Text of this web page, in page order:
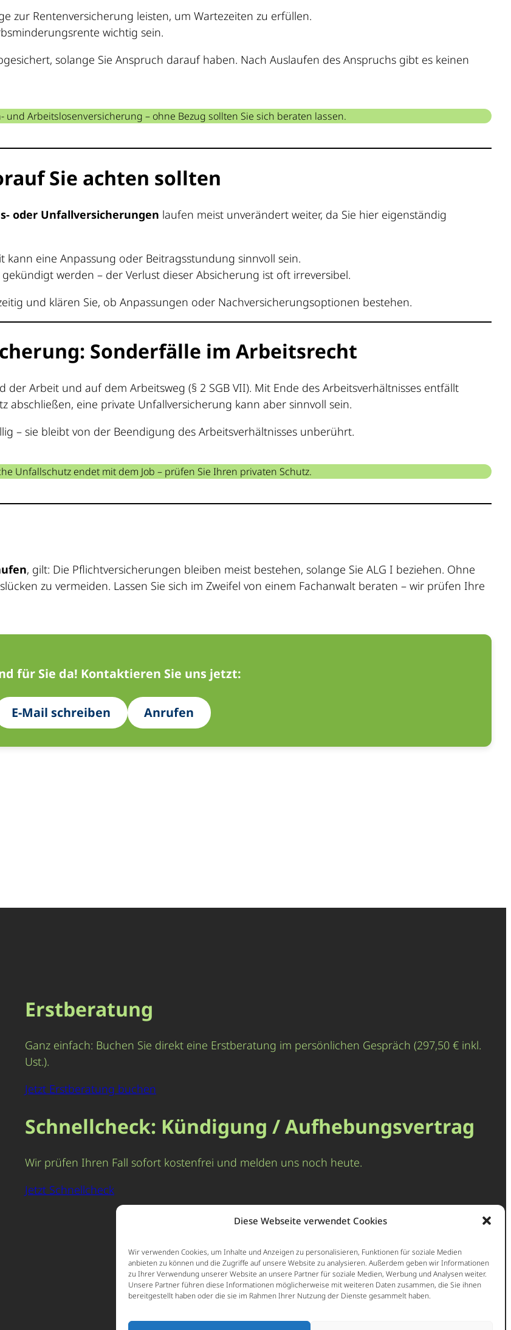
Diese Webseite verwendet Cookies
Wir verwenden Cookies, um Inhalte und Anzeigen zu personalisieren, Funktionen für soziale Medien
anbieten zu können und die Zugriffe auf unsere Website zu analysieren. Außerdem geben wir Informationen
zu Ihrer Verwendung unserer Website an unsere Partner für soziale Medien, Werbung und Analysen weiter.
Unsere Partner führen diese Informationen möglicherweise mit weiteren Daten zusammen, die Sie ihnen
bereitgestellt haben oder die sie im Rahmen Ihrer Nutzung der Dienste gesammelt haben.
zur Rentenversicherung leisten, um Wartezeiten zu erfüllen.
wichtig sein.
solange Sie Anspruch darauf haben. Nach Auslaufen des Anspruchs gibt es keinen
und Arbeitslosenversicherung – ohne Bezug sollten Sie sich beraten lassen.
Sie achten sollten
oder Unfallversicherungen laufen meist unverändert weiter, da Sie hier eigenständig
eine Anpassung oder Beitragsstundung sinnvoll sein.
werden – der Verlust dieser Absicherung ist oft irreversibel.
und klären Sie, ob Anpassungen oder Nachversicherungsoptionen bestehen.
Sonderfälle im Arbeitsrecht
der Arbeit und auf dem Arbeitsweg (§ 2 SGB VII). Mit Ende des Arbeitsverhältnisses entfällt
abschließen, eine private Unfallversicherung kann aber sinnvoll sein.
– sie bleibt von der Beendigung des Arbeitsverhältnisses unberührt.
Unfallschutz endet mit dem Job – prüfen Sie Ihren privaten Schutz.
, gilt: Die Pflichtversicherungen bleiben meist bestehen, solange Sie ALG I beziehen. Ohne
zu vermeiden. Lassen Sie sich im Zweifel von einem Fachanwalt beraten – wir prüfen Ihre
für Sie da! Kontaktieren Sie uns jetzt:
E-Mail schreiben Anrufen
Erstberatung
Ganz einfach: Buchen Sie direkt eine Erstberatung im persönlichen Gespräch (297,50 € inkl.
Ust.).
Jetzt Erstberatung buchen
Schnellcheck: Kündigung / Aufhebungsvertrag
Wir prüfen Ihren Fall sofort kostenfrei und melden uns noch heute.
Jetzt Schnellcheck